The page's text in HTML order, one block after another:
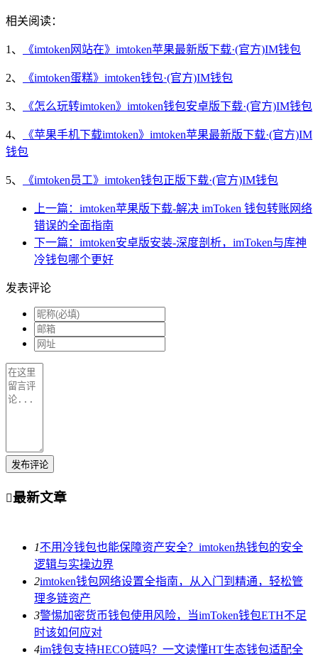
相关阅读：
1、 《imtoken网站在》imtoken苹果最新版下载·(官方)IM钱包
2、 《imtoken蛋糕》imtoken钱包·(官方)IM钱包
3、 《怎么玩转imtoken》imtoken钱包安卓版下载·(官方)IM钱包
4、
《苹果手机下载imtoken》imtoken苹果最新版下载·(官方)IM
钱包
5、 《imtoken员工》imtoken钱包正版下载·(官方)IM钱包
上一篇：imtoken苹果版下载-解决 imToken 钱包转账网络
错误的全面指南
下一篇：imtoken安卓版安装-深度剖析，imToken与库神
冷钱包哪个更好
发表评论
发布评论
最新文章
1不用冷钱包也能保障资产安全？imtoken热钱包的安全
逻辑与实操边界
2imtoken钱包网络设置全指南，从入门到精通，轻松管
理多链资产
3警惕加密货币钱包使用风险，当imToken钱包ETH不足
时该如何应对
4im钱包支持HECO链吗？一文读懂HT生态钱包适配全